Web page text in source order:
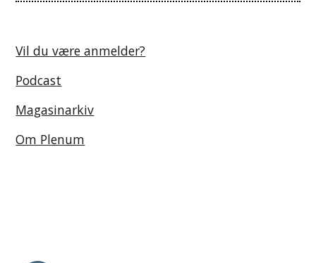
Vil du være anmelder?
Podcast
Magasinarkiv
Om Plenum